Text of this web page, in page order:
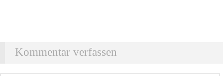
Kommentar verfassen